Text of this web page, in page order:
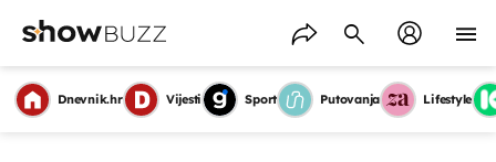
Dnevnik.hr Vijesti Sport Putovanja Lifestyle